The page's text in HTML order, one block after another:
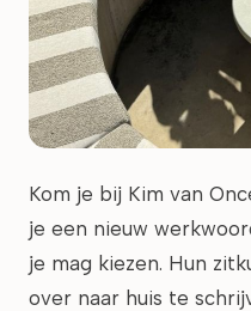
Kom je bij Kim van
je een nieuw
je mag kiezen. Hun
over naar huis te